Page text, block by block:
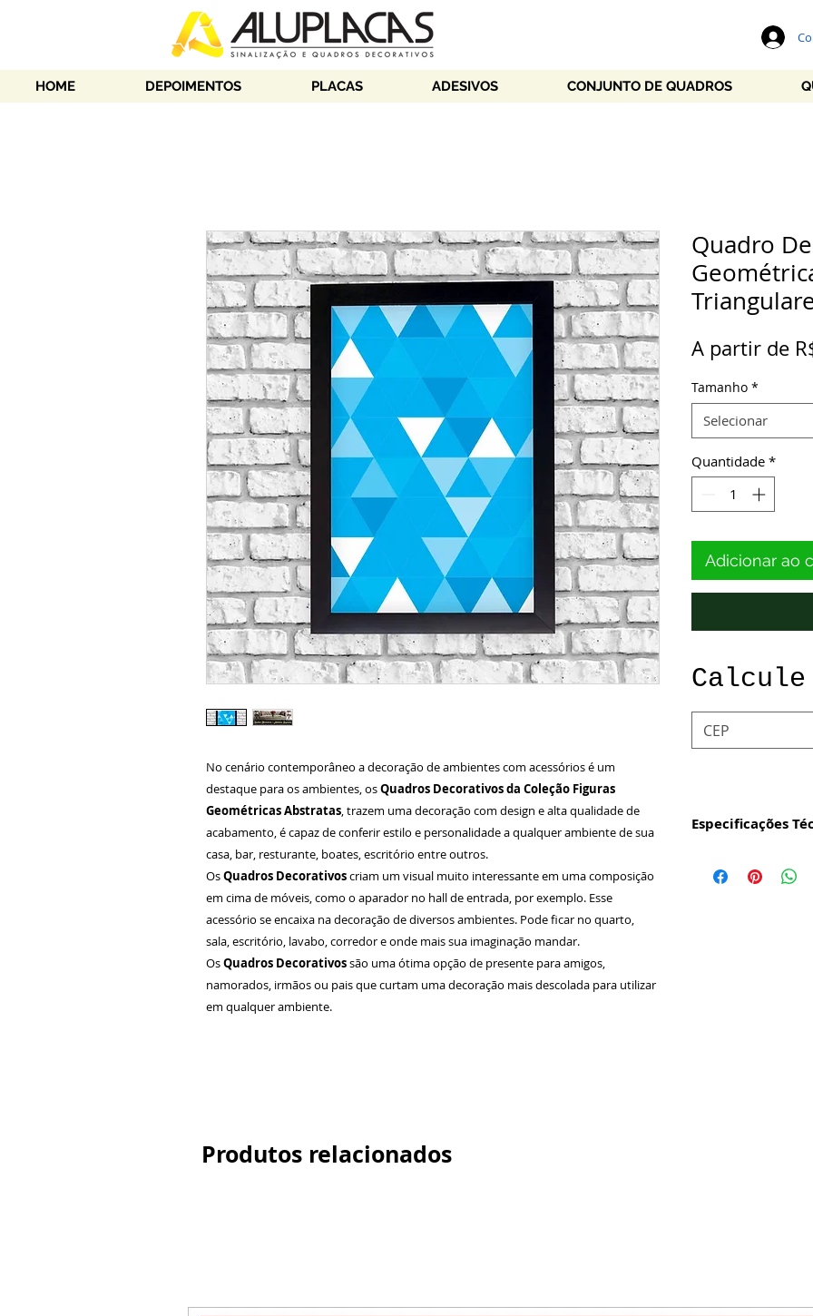
HOME DEPOIMENTOS PLACAS ADESIVOS CONJUNTO DE QUADROS
No cenário contemporâneo a decoração de ambientes com acessórios é um
destaque para os ambientes, osQuadros Decorativos da Coleção Figuras
Geométricas Abstratas, trazem uma decoração com design e alta qualidade de
acabamento, é capaz de conferir estilo e personalidade a qualquer ambiente de sua
casa, bar, resturante, boates, escritório entre outros.
OsQuadros Decorativoscriam um visual muito interessante em uma composição
em cima de móveis, como o aparador no hall de entrada, por exemplo. Esse
acessório se encaixa na decoração de diversos ambientes. Pode ficar no quarto,
sala, escritório, lavabo, corredor e onde mais sua imaginação mandar.
OsQuadros Decorativossão uma ótima opção de presente para amigos,
namorados, irmãos ou pais que curtam uma decoração mais descolada para utilizar
em qualquer ambiente.
Quadro
A partir de
Tamanho *
Selecionar
Quantidade *
Adicionar ao
Especificações
digital em vinil
Produtos relacionados